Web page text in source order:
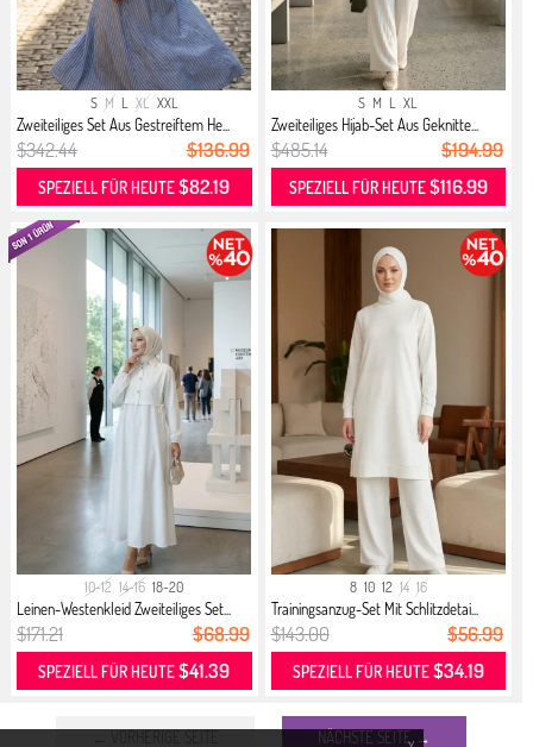
S M L XL XXL
Zweiteiliges Set Aus Gestreiftem He...
$342.44 $136.99
SPEZIELL FÜR HEUTE$82.19
S M L XL
Zweiteiliges Hijab-Set Aus Geknitte...
$485.14 $194.99
SPEZIELL FÜR HEUTE$116.99
10-12 14-16 18-20
Leinen-Westenkleid Zweiteiliges Set...
$171.21 $68.99
SPEZIELL FÜR HEUTE$41.39
8 10 12 14 16
Trainingsanzug-Set Mit Schlitzdetai...
$143.00 $56.99
SPEZIELL FÜR HEUTE$34.19
NÄCHSTE SEITE →